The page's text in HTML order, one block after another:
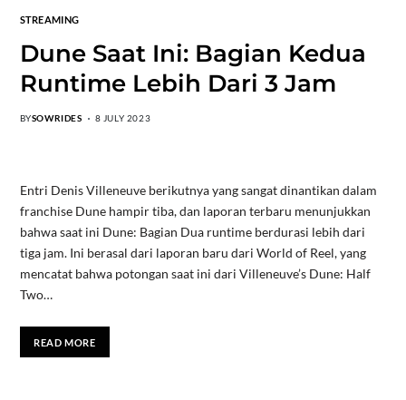
STREAMING
Dune Saat Ini: Bagian Kedua
Runtime Lebih Dari 3 Jam
BYSOWRIDES 8 JULY 2023
Entri Denis Villeneuve berikutnya yang sangat dinantikan dalam
franchise Dune hampir tiba, dan laporan terbaru menunjukkan
bahwa saat ini Dune: Bagian Dua runtime berdurasi lebih dari
tiga jam. Ini berasal dari laporan baru dari World of Reel, yang
mencatat bahwa potongan saat ini dari Villeneuve’s Dune: Half
Two…
READ MORE